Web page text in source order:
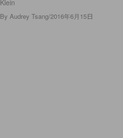
Klein
By Audrey Tsang/2016年6月15日